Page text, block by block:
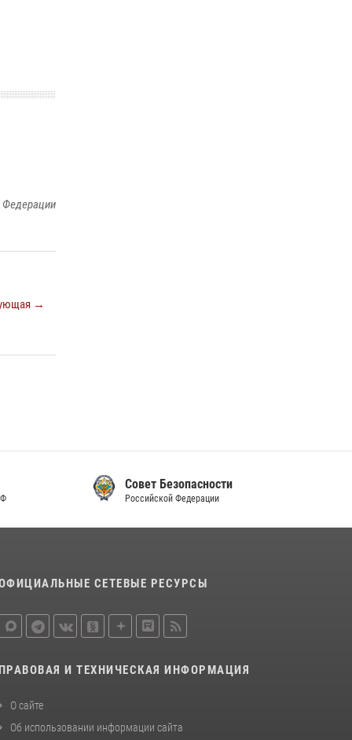
Федерации
→
Совет Безопасности
Российской Федерации
СЕТЕВЫЕ РЕСУРСЫ
ПРАВОВАЯ И ТЕХНИЧЕСКАЯ ИНФОРМАЦИЯ
О сайте
Об использовании информации сайта